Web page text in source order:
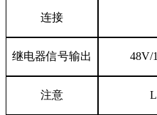
连接
继电器信号输出 48V/
注意